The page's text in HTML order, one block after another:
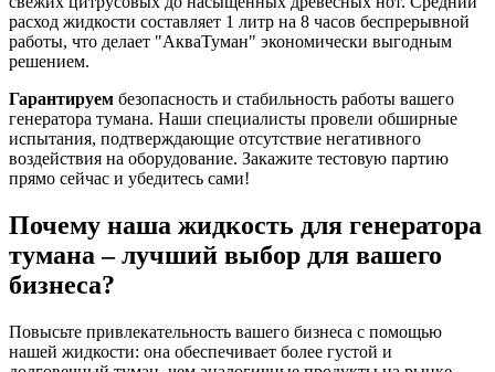
расход жидкости составляет 1 литр на 8 часов беспрерывной
работы, что делает "АкваТуман" экономически выгодным
решением.
Гарантируем безопасность и стабильность работы вашего
генератора тумана. Наши специалисты провели обширные
испытания, подтверждающие отсутствие негативного
воздействия на оборудование. Закажите тестовую партию
прямо сейчас и убедитесь сами!
Почему наша жидкость для генератора
тумана – лучший выбор для вашего
бизнеса?
Повысьте привлекательность вашего бизнеса с помощью
нашей жидкости: она обеспечивает более густой и